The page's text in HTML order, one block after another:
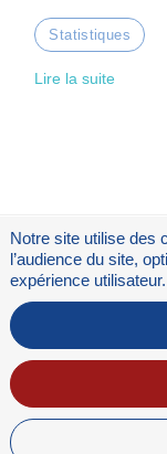
Statistiques
Lire la suite
Notre site utilise des
l’audience du site,
expérience utilisateur.